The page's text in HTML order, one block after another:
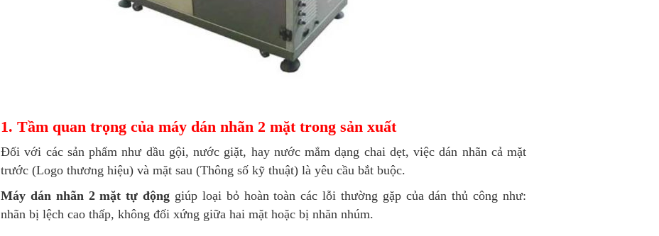
1. Tầm quan trọng của máy dán nhãn 2 mặt trong sản xuất
Đối với các sản phẩm như dầu gội, nước giặt, hay nước mắm dạng chai dẹt, việc dán nhãn cả mặt
trước (Logo thương hiệu) và mặt sau (Thông số kỹ thuật) là yêu cầu bắt buộc.
Máy dán nhãn 2 mặt tự động giúp loại bỏ hoàn toàn các lỗi thường gặp của dán thủ công như:
nhãn bị lệch cao thấp, không đối xứng giữa hai mặt hoặc bị nhăn nhúm.